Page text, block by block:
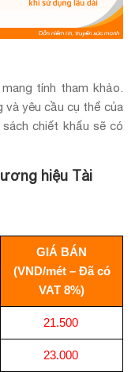
tính tham khảo.
yêu cầu cụ thể của
chiết khấu sẽ có
hiệu Tài
GIÁ BÁN
(VND/mét – Đã có
VAT 8%)
21.500
23.000